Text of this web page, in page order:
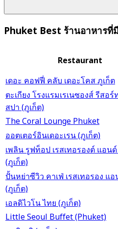
Phuket Best ร้านอาหารที่
Restaurant
เดอะ คอฟฟี่ คลับ เดอะโคส ภูเก็ต
ตะเกียง โรงแรมเรเนซองส์ รีสอ
สปา (ภูเก็ต)
The Coral Lounge Phuket
ออตเตอร์อินเดอะเรน (ภูเก็ต)
เพลิน รูฟท็อป เรสเทอรองต์ แอน
(ภูเก็ต)
ปั้นหย่าซีวิว คาเฟ่ เรสเทอรอง แ
(ภูเก็ต)
เอลดิไวโน ไทย (ภูเก็ต)
Little Seoul Buffet (Phuket)